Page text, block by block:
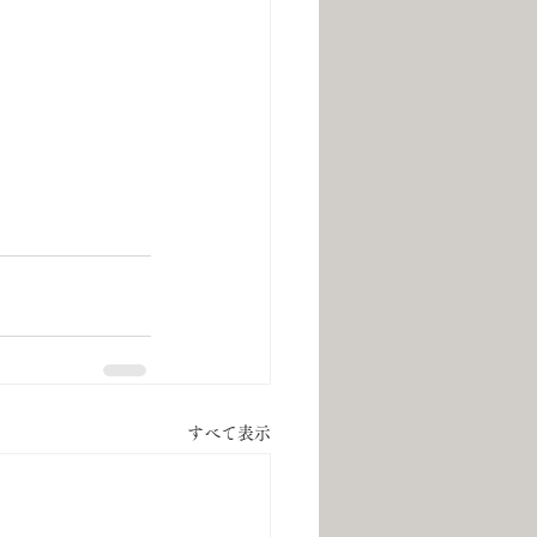
すべて表示